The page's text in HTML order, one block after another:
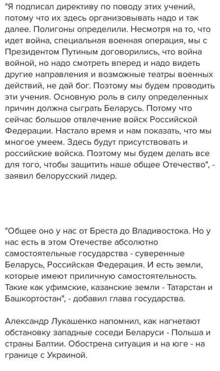
"Я подписал директиву по поводу этих учений,
потому что их здесь организовывать надо и так
далее. Полигоны определили. Несмотря на то, что
идет война, специальная военная операция, мы с
Президентом Путиным договорились, что война
войной, но надо смотреть вперед и надо видеть
другие направления и возможные театры военных
действий, не дай бог. Поэтому мы будем проводить
эти учения. Основную роль в силу определенных
причин должна сыграть Беларусь. Потому что
сейчас большое отвлечение войск Российской
Федерации. Настало время и нам показать, что мы
многое умеем. Здесь будут присутствовать и
российские войска. Поэтому мы будем делать все
для того, чтобы защитить наше общее Отечество", -
заявил белорусский лидер.
"Общее оно у нас от Бреста до Владивостока. Но у
нас есть в этом Отечестве абсолютно
самостоятельные государства - суверенные
Беларусь, Российская Федерация. И есть земли,
которые имеют приличную самостоятельность.
Такие как уфимские, казанские земли - Татарстан и
Башкортостан", - добавил глава государства.
Александр Лукашенко напомнил, как нагнетают
обстановку западные соседи Беларуси - Польша и
страны Балтии. Обострена ситуация и на юге - на
границе с Украиной.